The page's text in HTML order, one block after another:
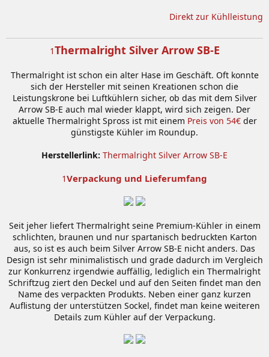
Direkt zur Kühlleistung
1Thermalright Silver Arrow SB-E
Thermalright ist schon ein alter Hase im Geschäft. Oft konnte
sich der Hersteller mit seinen Kreationen schon die
Leistungskrone bei Luftkühlern sicher, ob das mit dem Silver
Arrow SB-E auch mal wieder klappt, wird sich zeigen. Der
aktuelle Thermalright Spross ist mit einem Preis von 54€der
günstigste Kühler im Roundup.
Herstellerlink: Thermalright Silver Arrow SB-E
1Verpackung und Lieferumfang
Seit jeher liefert Thermalright seine Premium-Kühler in einem
schlichten, braunen und nur spartanisch bedruckten Karton
aus, so ist es auch beim Silver Arrow SB-E nicht anders. Das
Design ist sehr minimalistisch und grade dadurch im Vergleich
zur Konkurrenz irgendwie auffällig, lediglich ein Thermalright
Schriftzug ziert den Deckel und auf den Seiten findet man den
Name des verpackten Produkts. Neben einer ganz kurzen
Auflistung der unterstützen Sockel, findet man keine weiteren
Details zum Kühler auf der Verpackung.